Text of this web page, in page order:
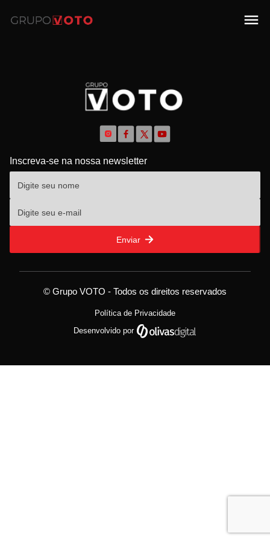
Inscreva-se na nossa newsletter
Enviar
© Grupo VOTO - Todos os direitos reservados
Política de Privacidade
Desenvolvido por